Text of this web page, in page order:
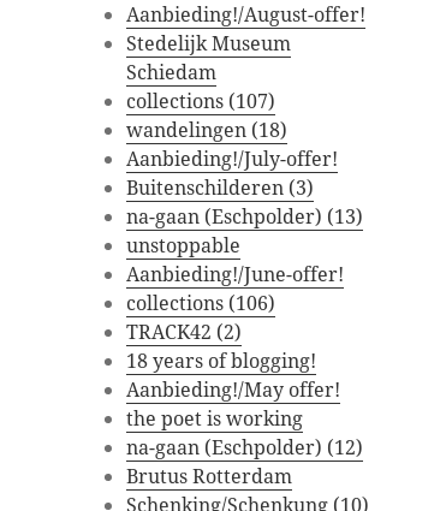
Aanbieding!/August-offer!
Stedelijk Museum
Schiedam
collections (107)
wandelingen (18)
Aanbieding!/July-offer!
Buitenschilderen (3)
na-gaan (Eschpolder) (13)
unstoppable
Aanbieding!/June-offer!
collections (106)
TRACK42 (2)
18 years of blogging!
Aanbieding!/May offer!
the poet is working
na-gaan (Eschpolder) (12)
Brutus Rotterdam
Schenking/Schenkung (10)